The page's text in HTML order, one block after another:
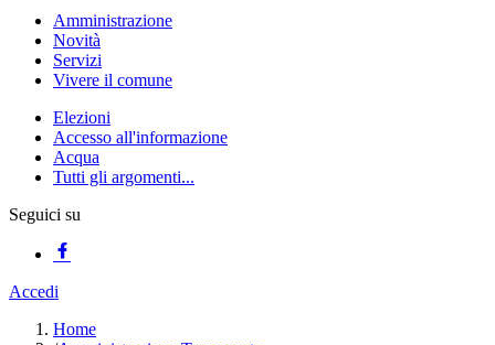
Amministrazione
Novità
Servizi
Vivere il comune
Elezioni
Accesso all'informazione
Acqua
Tutti gli argomenti...
Seguici su
Accedi
Home